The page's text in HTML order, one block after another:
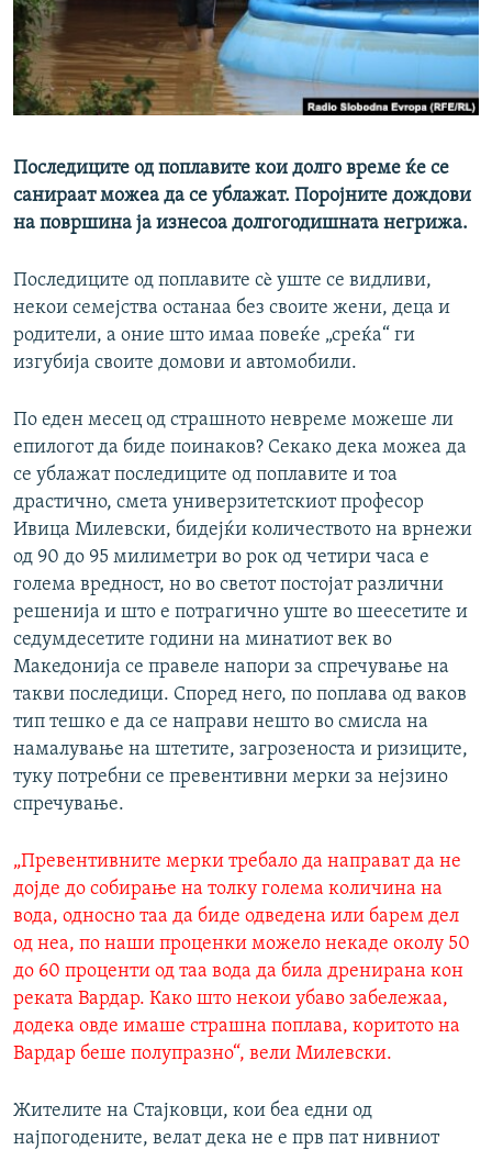
РСЕ веб страници
Последиците од поплавите кои долго време ќе се
санираат можеа да се ублажат. Поројните дождови
на површина ја изнесоа долгогодишната негрижа.
Последиците од поплавите сè уште се видливи,
некои семејства останаа без своите жени, деца и
родители, а оние што имаа повеќе „среќа“ ги
изгубија своите домови и автомобили.
По еден месец од страшното невреме можеше ли
епилогот да биде поинаков? Секако дека можеа да
се ублажат последиците од поплавите и тоа
драстично, смета универзитетскиот професор
Ивица Милевски, бидејќи количеството на врнежи
од 90 до 95 милиметри во рок од четири часа е
голема вредност, но во светот постојат различни
решенија и што е потрагично уште во шеесетите и
седумдесетите години на минатиот век во
Македонија се правеле напори за спречување на
такви последици. Според него, по поплава од ваков
тип тешко е да се направи нешто во смисла на
намалување на штетите, загрозеноста и ризиците,
туку потребни се превентивни мерки за нејзино
спречување.
„Превентивните мерки требало да направат да не
дојде до собирање на толку голема количина на
вода, односно таа да биде одведена или барем дел
од неа, по наши проценки можело некаде околу 50
до 60 проценти од таа вода да била дренирана кон
реката Вардар. Како што некои убаво забележаа,
додека овде имаше страшна поплава, коритото на
Вардар беше полупразно“, вели Милевски.
Жителите на Стајковци, кои беа едни од
најпогодените, велат дека не е прв пат нивниот